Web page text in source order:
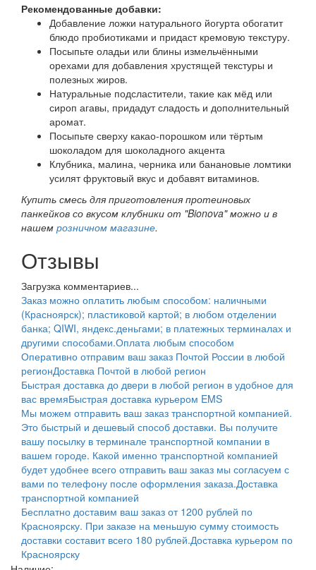
Рекомендованные добавки:
Добавление ложки натурального йогурта обогатит
блюдо пробиотиками и придаст кремовую текстуру.
Посыпьте оладьи или блины измельчёнными
орехами для добавления хрустящей текстуры и
полезных жиров.
Натуральные подсластители, такие как мёд или
сироп агавы, придадут сладость и дополнительный
аромат.
Посыпьте сверху какао-порошком или тёртым
шоколадом для шоколадного акцента
Клубника, малина, черника или банановые ломтики
усилят фруктовый вкус и добавят витаминов.
Купить смесь для приготовления протеиновых
панкейков со вкусом клубники от "Bionova" можно и в
нашем розничном магазине.
Отзывы
Загрузка комментариев...
Заказ можно оплатить любым способом: наличными
(Красноярск); пластиковой картой; в любом отделении
банка; QIWI, яндекс.деньгами; в платежных терминалах и
другими способами.Оплата любым способом
Оперативно отправим ваш заказ Почтой России в любой
регионДоставка Почтой в любой регион
Быстрая доставка до двери в любой регион в удобное для
вас времяБыстрая доставка курьером EMS
Мы можем отправить ваш заказ транспортной компанией.
Это быстрый и дешевый способ доставки. Вы получите
вашу посылку в терминале транспортной компании в
вашем городе. Какой именно транспортной компанией
будет удобнее всего отправить ваш заказ мы согласуем с
вами по телефону после оформления заказа.Доставка
транспортной компанией
Бесплатно доставим ваш заказ от 1200 рублей по
Красноярску. При заказе на меньшую сумму стоимость
доставки составит всего 180 рублей.Доставка курьером по
Красноярску